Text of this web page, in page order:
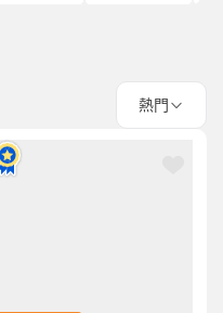
熱門